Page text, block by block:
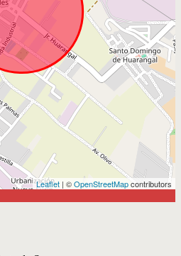
Leaflet | ©OpenStreetMapcontributors